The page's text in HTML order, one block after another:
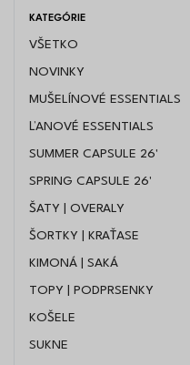
KATEGÓRIE
VŠETKO
NOVINKY
MUŠELÍNOVÉ ESSENTIALS
ĽANOVÉ ESSENTIALS
SUMMER CAPSULE 26'
SPRING CAPSULE 26'
ŠATY | OVERALY
ŠORTKY | KRAŤASE
KIMONÁ | SAKÁ
TOPY | PODPRSENKY
KOŠELE
SUKNE
mesiaca s
Kliknutím na "odoberať"
mailovej adresy do databázy
informácie o spracovaní a
dotknutej osoby